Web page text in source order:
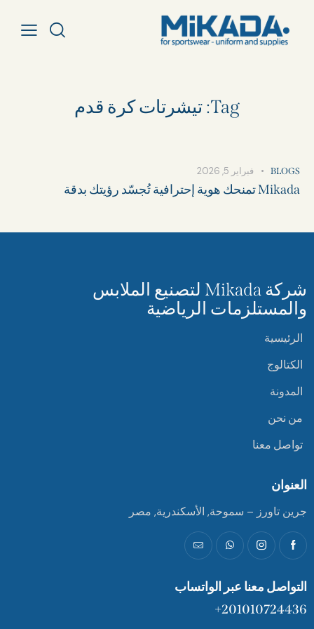
Tag: تيشرتات كرة قدم​
BLOGS فبراير 5, 2026
Mikada تمنحك هوية إحترافية تُجسّد رؤيتك بدقة
شركة Mikada لتصنيع الملابس
والمستلزمات الرياضية
الرئيسية
الكتالوج
المدونة
من نحن
تواصل معنا
العنوان
جرين تاورز – سموحة, الأسكندرية, مصر
التواصل معنا عبر الواتساب
201010724436+